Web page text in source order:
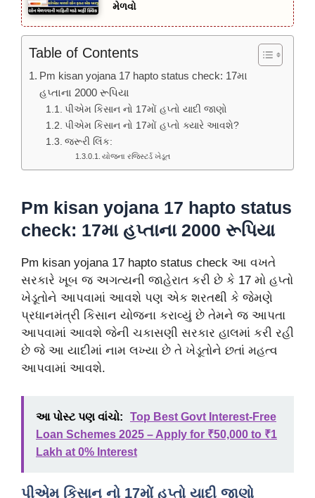
મેળવો
Table of Contents
Pm kisan yojana 17 hapto status check: 17મા
હપ્તાના 2000 રૂપિયા
પીએમ કિસાન નો 17મોં હપ્તો યાદી જાણો
પીએમ કિસાન નો 17મોં હપ્તો ક્યારે આવશે?
જરૂરી લિંક:
યોજના રજિસ્ટર્ડ ખેડૂત
Pm kisan yojana 17 hapto status
check: 17મા હપ્તાના 2000 રૂપિયા
Pm kisan yojana 17 hapto status check આ વખતે
સરકારે ખૂબ જ અગત્યની જાહેરાત કરી છે કે 17 મો હપ્તો
ખેડૂતોને આપવામાં આવશે પણ એક શરતથી કે જેમણે
પ્રધાનમંત્રી કિસાન યોજના કરાવ્યું છે તેમને જ આપતા
આપવામાં આવશે જેની ચકાસણી સરકાર હાલમાં કરી રહી
છે જે આ યાદીમાં નામ લખ્યા છે તે ખેડૂતોને છતાં મહત્વ
આપવામાં આવશે.
આ પોસ્ટ પણ વાંચો:
Top Best Govt Interest-Free
Loan Schemes 2025 – Apply for ₹50,000 to ₹1
Lakh at 0% Interest
પીએમ કિસાન નો 17મોં હપ્તો યાદી જાણો